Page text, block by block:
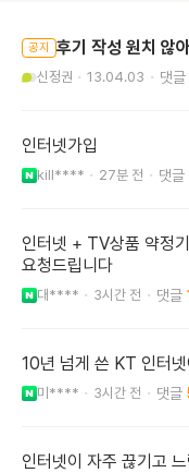
공지 후기 작성 원치 않
신정권 13.04.03
인터넷가입
kill**** 27분 전
인터넷 + TV상품 약정
요청드립니다
대**** 3시간 전 1
10년 넘게 쓴 KT 인터
미**** 3시간 전
인터넷이 자주 끊기고